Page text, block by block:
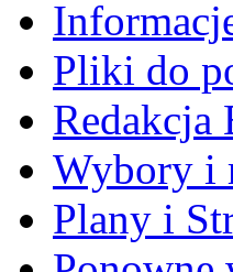
Pliki do
Redakcja
Wybory i
Plany i